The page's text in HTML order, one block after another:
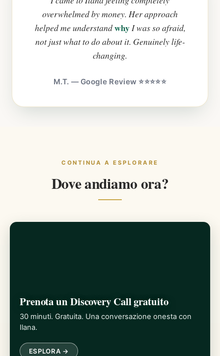
overwhelmed by money. Her approach
helped me understandwhyI was so afraid,
not just what to do about it. Genuinely life-
changing.
M.T. — Google Review ⭐⭐⭐⭐⭐
CONTINUA A ESPLORARE
Dove andiamo ora?
Prenota un Discovery Call gratuito
30 minuti. Gratuita. Una conversazione onesta con
Ilana.
ESPLORA →